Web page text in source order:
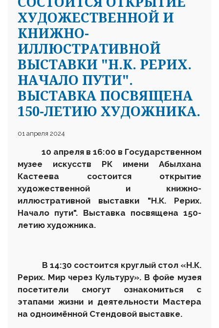
ХУДОЖЕСТВЕННОЙ И
КНИЖНО-
ИЛЛЮСТРАТИВНОЙ
ВЫСТАВКИ "Н.К. РЕРИХ.
НАЧАЛО ПУТИ".
ВЫСТАВКА ПОСВЯЩЕНА
150-ЛЕТИЮ ХУДОЖНИКА.
01 апреля 2024
10 апреля в 16:00 в Государственном
музее искусств РК имени Абылхана
Кастеева состоится открытие
художественной и книжно-
иллюстративной выставки "Н.К. Рерих.
Начало пути". Выставка посвящена 150-
летию художника.
В 14:30 состоится круглый стол «Н.К.
Рерих. Мир через Культуру». В фойе музея
посетители смогут ознакомиться с
этапами жизни и деятельности Мастера
на одноимённой Стендовой выставке.